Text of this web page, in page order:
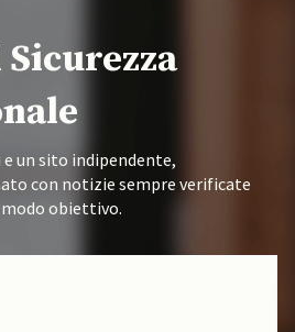
un sito indipendente,
con notizie sempre verificate
obiettivo.